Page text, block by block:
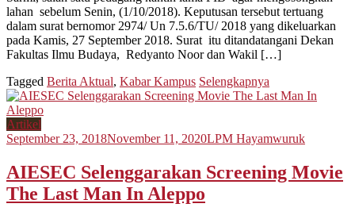
lahan sebelum Senin, (1/10/2018). Keputusan tersebut tertuang
dalam surat bernomor 2974/ Un 7.5.6/TU/ 2018 yang dikeluarkan
pada Kamis, 27 September 2018. Surat itu ditandatangani Dekan
Fakultas Ilmu Budaya, Redyanto Noor dan Wakil […]
Tagged Berita Aktual, Kabar Kampus Selengkapnya
Artikel
September 23, 2018November 11, 2020LPM Hayamwuruk
AIESEC Selenggarakan Screening Movie
The Last Man In Aleppo